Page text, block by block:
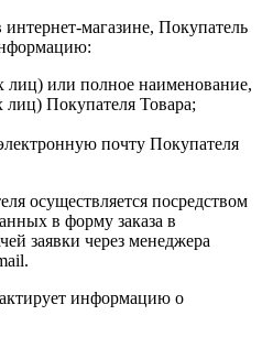
магазине, Покупатель
или полное наименование,
Покупателя Товара;
почту Покупателя
осуществляется посредством
в форму заказа в
заявки через менеджера
информацию о